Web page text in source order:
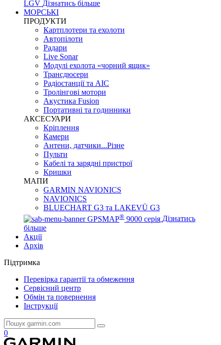
LGV Дізнатись більше
МОРСЬКІ
ПРОДУКТИ
Картплотери та ехолоти
Автопілоти
Радари
Live Sonar
Модулі ехолота «чорний ящик»
Трансдюсери
Радіостанції та АІС
Тролінгові мотори
Акустика Fusion
Портативні та годинники
АКСЕСУАРИ
Кріплення
Камери
Антени, датчики...Різне
Пульти
Кабелі та зарядні пристрої
Кришки
МАПИ
GARMIN NAVIONICS
NAVIONICS
BLUECHART G3 та LAKEVÜ G3
GPSMAP® 9000 серія Дізнатись
більше
Акції
Архів
Підтримка
Перевірка гарантії та обмеження
Сервісний центр
Обмін та повернення
Інструкції
0